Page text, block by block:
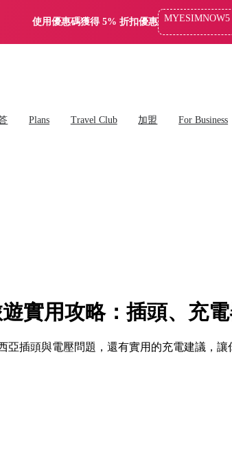
使用優惠碼獲得 5% 折扣優惠 MYESIMNOW5
Plans Travel Club 加盟 For Business
實用攻略：插頭、充
插頭與電壓問題，還有實用的充電建議，讓